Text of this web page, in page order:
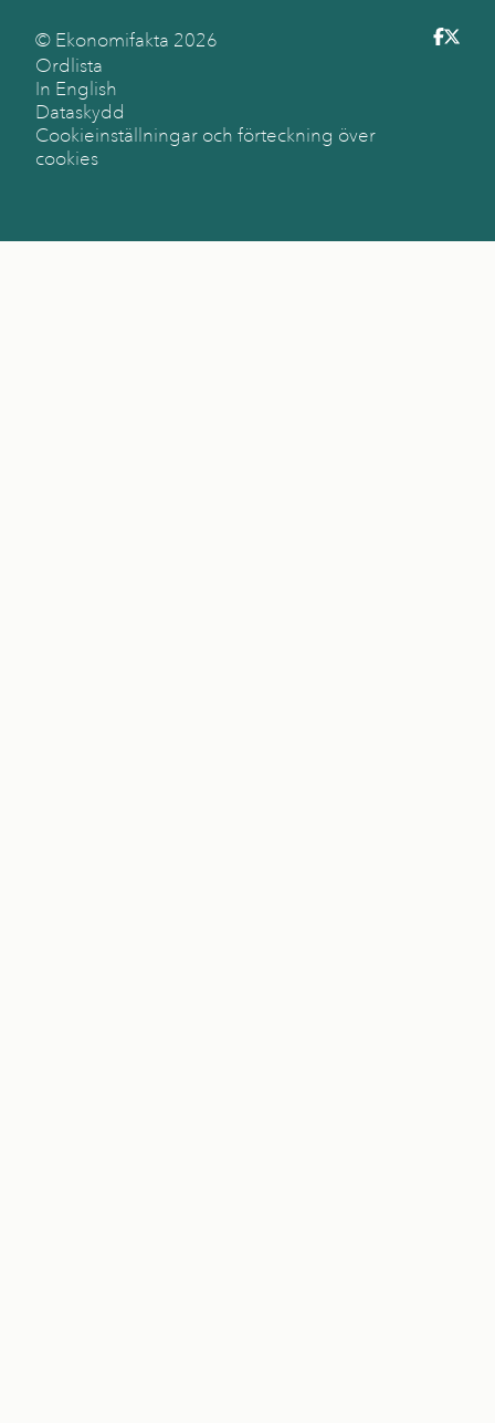
© Ekonomifakta 2026
Ordlista
In English
Dataskydd
Cookieinställningar och förteckning över
cookies